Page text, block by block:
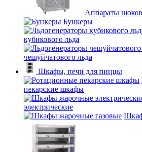
Аппараты
Бункеры
кубикового льда
чешуйчатового льда
Шкафы, печи для пиццы
пекарские шкафы
электрические